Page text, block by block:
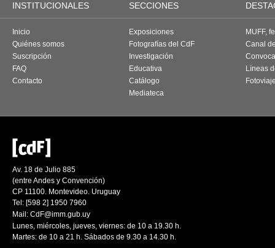
INSTITUCIONALES SECCIONES
Inicio
Quiénes somos
Suscripción
FAQ
Contacto
Exposiciones
Fotografías del CdF
Investigación
Educativa
Catálogo
Mediateca
MUFF,
Canal
Líneas
Av. 18 de Julio 885
(entre Andes y Convención)
CP 11100. Montevideo. Uruguay
Tel: [598 2] 1950 7960
Mail: CdF@imm.gub.uy
Lunes, miércoles, jueves, viernes: de 10 a 19.30 h.
Martes: de 10 a 21 h. Sábados de 9.30 a 14.30 h.